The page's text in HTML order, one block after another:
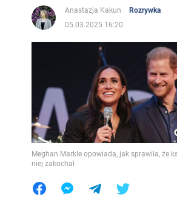
Anastazja Kakun
Rozrywka
05.03.2025 16:20
Meghan Markle opowiada, jak sprawiła, że
niej zakochał